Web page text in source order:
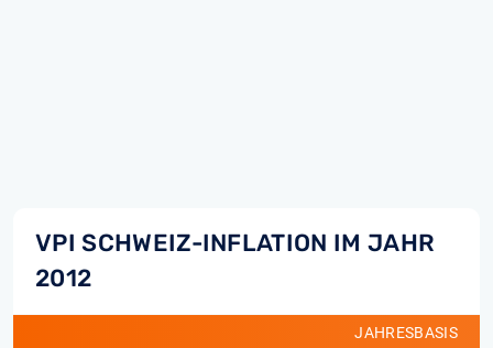
VPI SCHWEIZ-INFLATION IM JAHR
2012
JAHRESBASIS